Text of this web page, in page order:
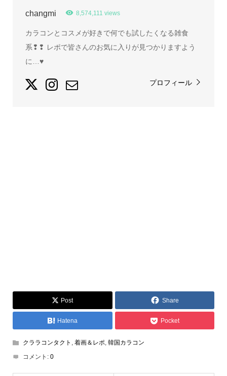
changmi 8,574,111 views
カラコンとコスメが好きで何でも試したくなる雑食
系❢❢ レポで皆さんのお気に入りが見つかりますよう
に…♥
プロフィール
Post Share
Hatena Pocket
クララコンタクト , 着画＆レポ, 韓国カラコン
コメント: 0